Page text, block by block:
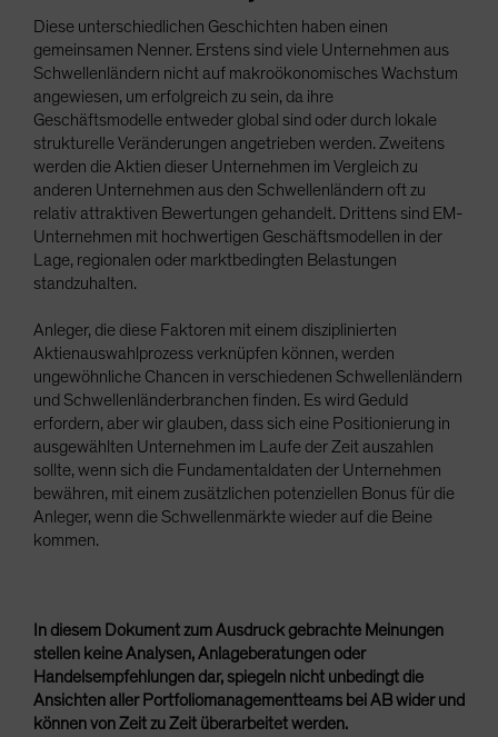
Diese unterschiedlichen Geschichten haben einen
gemeinsamen Nenner. Erstens sind viele Unternehmen aus
Schwellenländern nicht auf makroökonomisches Wachstum
angewiesen, um erfolgreich zu sein, da ihre
Geschäftsmodelle entweder global sind oder durch lokale
strukturelle Veränderungen angetrieben werden. Zweitens
werden die Aktien dieser Unternehmen im Vergleich zu
anderen Unternehmen aus den Schwellenländern oft zu
relativ attraktiven Bewertungen gehandelt. Drittens sind EM-
Unternehmen mit hochwertigen Geschäftsmodellen in der
Lage, regionalen oder marktbedingten Belastungen
standzuhalten.
Anleger, die diese Faktoren mit einem disziplinierten
Aktienauswahlprozess verknüpfen können, werden
ungewöhnliche Chancen in verschiedenen Schwellenländern
und Schwellenländerbranchen finden. Es wird Geduld
erfordern, aber wir glauben, dass sich eine Positionierung in
ausgewählten Unternehmen im Laufe der Zeit auszahlen
sollte, wenn sich die Fundamentaldaten der Unternehmen
bewähren, mit einem zusätzlichen potenziellen Bonus für die
Anleger, wenn die Schwellenmärkte wieder auf die Beine
kommen.
In diesem Dokument zum Ausdruck gebrachte Meinungen
stellen keine Analysen, Anlageberatungen oder
Handelsempfehlungen dar, spiegeln nicht unbedingt die
Ansichten aller Portfoliomanagementteams bei AB wider und
können von Zeit zu Zeit überarbeitet werden.